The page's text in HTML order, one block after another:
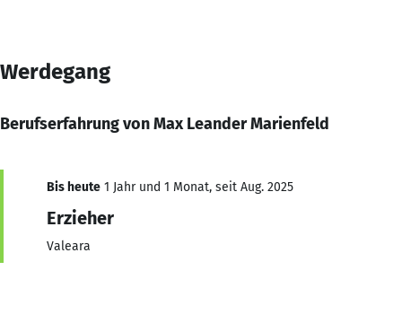
Werdegang
Berufserfahrung von Max Leander Marienfeld
Bis heute 1 Jahr und 1 Monat, seit Aug. 2025
Erzieher
Valeara